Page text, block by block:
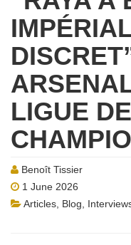
LIGUE
Benoît Tissier
1 June 2026
Articles Blog